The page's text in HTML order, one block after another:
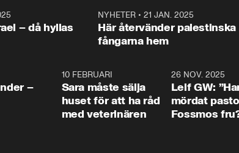
– då hyllas
NYHETER •21 JAN. 2025
Här återvänder palestinska
fångarna hem
–
10 FEBRUARI
Sara måste sälja
huset för att ha råd
med veterinären
26 NOV. 2025
Leif GW:
mördat
Fossmos